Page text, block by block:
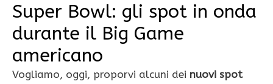
Super Bowl: gli spot in onda
durante il Big Game
americano
Vogliamo, oggi, proporvi alcuni dei nuovi spot